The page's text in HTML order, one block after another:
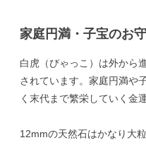
家庭円満・子宝のお
白虎（びゃっこ）は外から
されています。家庭円満や
く末代まで繁栄していく金
12mmの天然石はかなり大